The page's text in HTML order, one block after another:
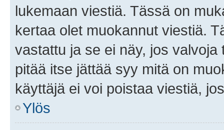
lukemaan viestiä. Tässä on
kertaa olet muokannut viestiä.
vastattu ja se ei näy, jos
pitää itse jättää syy mitä on
käyttäjä ei voi poistaa viestiä,
Ylös